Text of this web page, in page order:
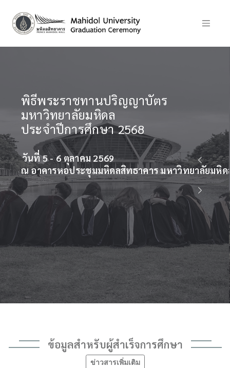
าลัยมหิดล
Mahidol University
Graduation
2025
On 5th- 6thOctober 2026,
at Prince Mahidol Hall, Mahidol
ข้อมูลสำหรับผู้สำเร็จการศึกษา
ข่าวสารเพิ่มเติม